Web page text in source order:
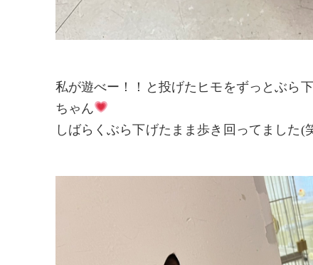
私が遊べー！！と投げたヒモをずっとぶら
ちゃん
しばらくぶら下げたまま歩き回ってました(